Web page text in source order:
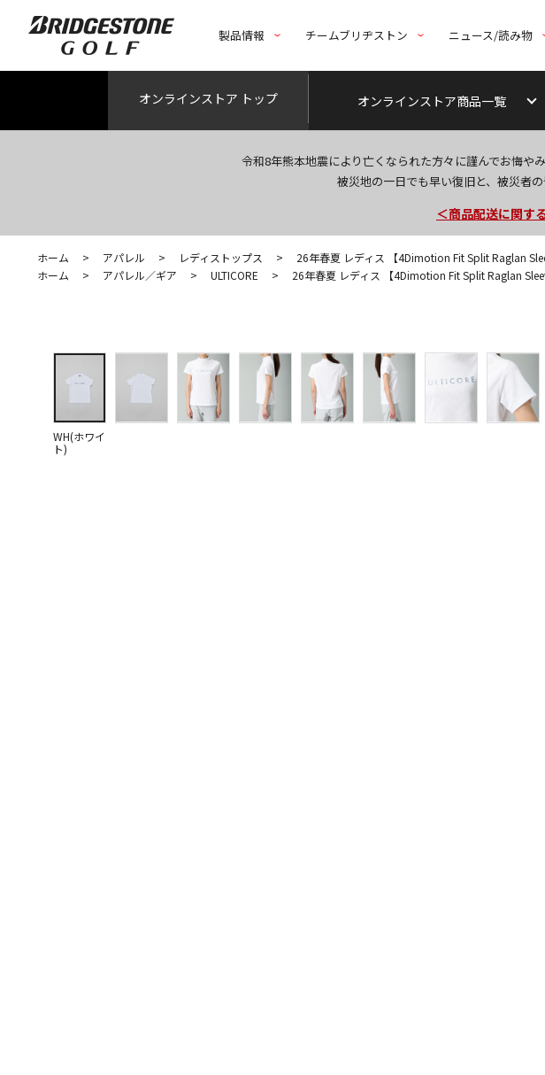
製品情報 チームブリヂストン ニュース/読み物
オンラインストア トップ オンラインストア商品一覧
令和8年熊本地震により亡くなられた方々に謹んでお悔や
被災地の一日でも早い復旧と、被災者
今なら新規会員登
＜商品配送に関す
＜夏季休暇中のご
ホーム > アパレル > レディストップス >
26年春夏 レディス 【4Dimotion Fit Split Raglan
ホーム
> アパレル／ギア > ULTICORE > 26年春夏 レディス 【4Dimotion Fit Split Raglan
WH(ホワイ
ト)